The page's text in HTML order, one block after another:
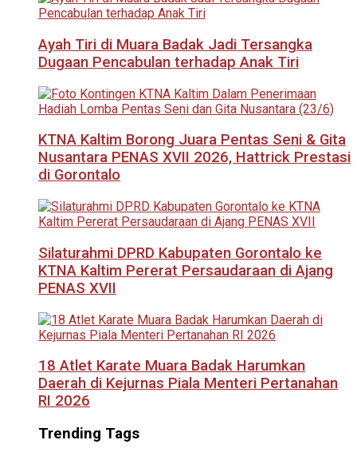
Ayah Tiri di Muara Badak Jadi Tersangka
Dugaan Pencabulan terhadap Anak Tiri
KTNA Kaltim Borong Juara Pentas Seni & Gita
Nusantara PENAS XVII 2026, Hattrick Prestasi
di Gorontalo
Silaturahmi DPRD Kabupaten Gorontalo ke
KTNA Kaltim Pererat Persaudaraan di Ajang
PENAS XVII
18 Atlet Karate Muara Badak Harumkan
Daerah di Kejurnas Piala Menteri Pertanahan
RI 2026
Trending Tags